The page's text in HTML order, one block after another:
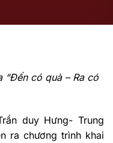
“Đến có quà – Ra có
duy Hưng- Trung
ra chương trình khai